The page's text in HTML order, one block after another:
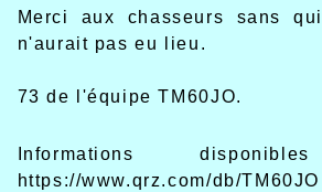
Merci aux chasseurs sans
n'aurait pas eu lieu.
73 de l'équipe TM60JO.
Informations
https://www.qrz.com/db/TM60JO